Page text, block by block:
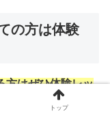
の方は体験
方はぜひ体験レッ
。私も実際に入会
トップ